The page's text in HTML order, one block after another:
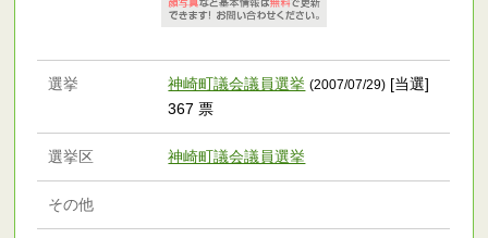
選挙 神崎町議会議員選挙 (2007/07/29) [当選]
367 票
選挙区 神崎町議会議員選挙
その他